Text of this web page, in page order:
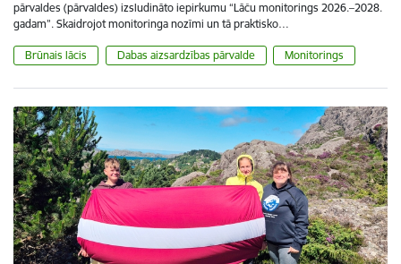
pārvaldes (pārvaldes) izsludināto iepirkumu “Lāču monitorings 2026.–2028.
gadam”. Skaidrojot monitoringa nozīmi un tā praktisko…
Brūnais lācis Dabas aizsardzības pārvalde Monitorings